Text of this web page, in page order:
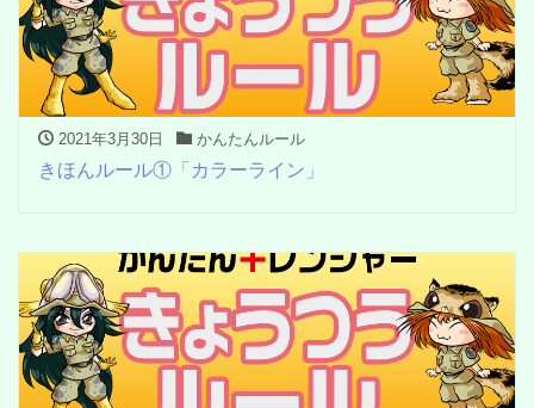
2021年3月30日 かんたんルール
きほんルール①「カラーライン」